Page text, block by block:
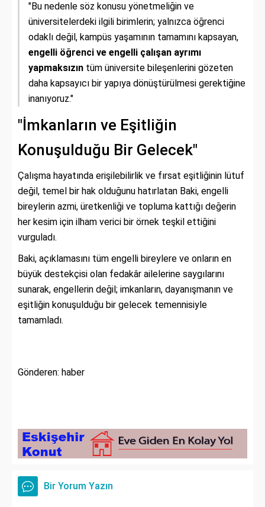
"Bu nedenle söz konusu yönetmeliğin ve
üniversitelerdeki ilgili birimlerin; yalnızca öğrenci
odaklı değil, kampüs yaşamının tamamını kapsayan,
engelli öğrenci ve engelli çalışan ayrımı
yapmaksızın tüm üniversite bileşenlerini gözeten
daha kapsayıcı bir yapıya dönüştürülmesi gerektiğine
inanıyoruz."
"İmkanların ve Eşitliğin
Konuşulduğu Bir Gelecek"
Çalışma hayatında erişilebilirlik ve fırsat eşitliğinin lütuf
değil, temel bir hak olduğunu hatırlatan Baki, engelli
bireylerin azmi, üretkenliği ve topluma kattığı değerin
her kesim için ilham verici bir örnek teşkil ettiğini
vurguladı.
Baki, açıklamasını tüm engelli bireylere ve onların en
büyük destekçisi olan fedakâr ailelerine saygılarını
sunarak, engellerin değil; imkanların, dayanışmanın ve
eşitliğin konuşulduğu bir gelecek temennisiyle
tamamladı.
Gönderen: haber
Bir Yorum Yazın